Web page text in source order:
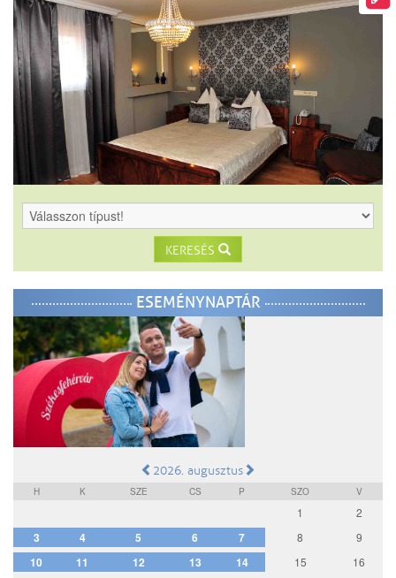
KERESÉS
ESEMÉNYNAPTÁR
2026. augusztus
H K SZE CS P SZO V
1 2
3 4 5 6 7 8 9
10 11 12 13 14 15
16